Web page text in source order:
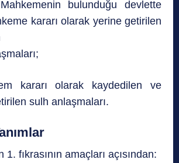
bulunduğu devlette
kararı olarak yerine getirilen
kararı olarak kaydedilen ve
sulh anlaşmaları.
fıkrasının amaçları açısından: